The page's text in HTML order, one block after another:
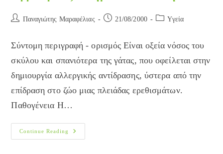
Post Παναγιώτης Μαραφέλιας
Post 21/08/2000
PostYγεία
Σύντομη περιγραφή - ορισμός Είναι οξεία νόσος του
σκύλου και σπανιότερα της γάτας, που οφείλεται στην
δημιουργία αλλεργικής αντίδρασης, ύστερα από την
επίδραση στο ζώο μιας πλειάδας ερεθισμάτων.
Παθογένεια Η…
Continue Reading
Αγγειογενές
Οίδημα